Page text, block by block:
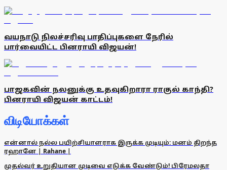
வயநாடு நிலச்சரிவு பாதிப்புகளை நேரில்
பார்வையிட்ட பினராயி விஜயன்!
பாஜகவின் நலனுக்கு உதவுகிறாரா ராகுல் காந்தி?
பினராயி விஜயன் காட்டம்!
விடியோக்கள்
என்னால் நல்ல பயிற்சியாளராக இருக்க முடியும்: மனம் திறந்த
ரஹானே | Rahane |
முதல்வர் உறுதியான முடிவை எடுக்க வேண்டும்! பிரேமலதா